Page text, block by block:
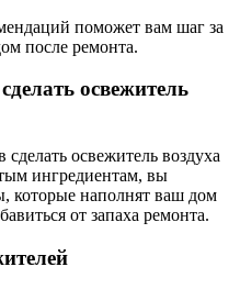
поможет вам шаг за
после ремонта.
освежитель
освежитель воздуха
ингредиентам, вы
которые наполнят ваш дом
от запаха ремонта.